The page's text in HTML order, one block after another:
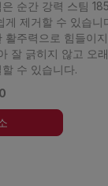
순간 강력 스팀
게 제거할 수 있습
활주력으로 힘들이
잘 긁히지 않고 오
수 있습니다.